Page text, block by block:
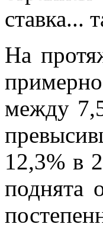
ставка...
На
между
12,3% в
поднята